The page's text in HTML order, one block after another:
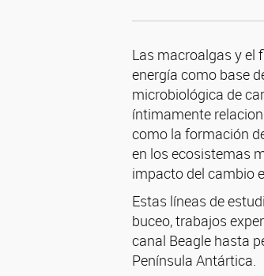
Las macroalgas y el
energía como base
microbiológica de
íntimamente
como la formación
en los ecosistemas
impacto del cambio
Estas líneas de
buceo, trabajos
canal Beagle hasta
Península Antártica.